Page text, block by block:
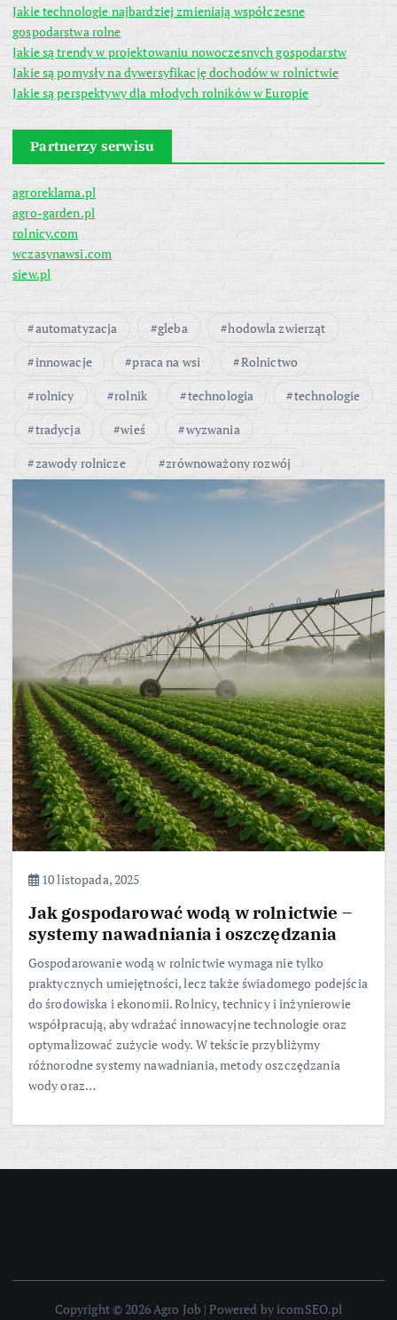
Jakie technologie najbardziej zmieniają współczesne
gospodarstwa rolne
Jakie są trendy w projektowaniu nowoczesnych gospodarstw
Jakie są pomysły na dywersyfikację dochodów w rolnictwie
Jakie są perspektywy dla młodych rolników w Europie
Partnerzy serwisu
agroreklama.pl
agro-garden.pl
rolnicy.com
wczasynawsi.com
siew.pl
automatyzacja gleba
hodowla zwierząt
innowacje
praca na wsi
Rolnictwo
rolnicy
rolnik technologia
technologie
tradycja
wieś
wyzwania
zawody rolnicze
zrównoważony rozwój
10 listopada, 2025
Jak gospodarować wodą w rolnictwie –
systemy nawadniania i oszczędzania
Gospodarowanie wodą w rolnictwie wymaga nie tylko
praktycznych umiejętności, lecz także świadomego podejścia
do środowiska i ekonomii. Rolnicy, technicy i inżynierowie
współpracują, aby wdrażać innowacyjne technologie oraz
optymalizować zużycie wody. W tekście przybliżymy
różnorodne systemy nawadniania, metody oszczędzania
wody oraz…
Copyright © 2026 Agro Job | Powered by icomSEO.pl